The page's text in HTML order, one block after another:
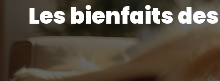
Les bienfaits